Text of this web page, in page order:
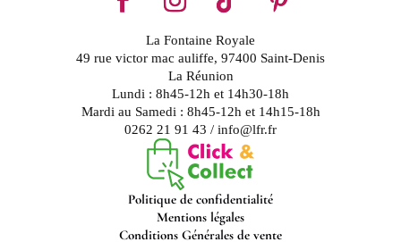
La Fontaine Royale
49 rue victor mac auliffe, 97400 Saint-Denis
La Réunion
Lundi : 8h45-12h et 14h30-18h
Mardi au Samedi : 8h45-12h et 14h15-18h
0262 21 91 43 / info@lfr.fr
Politique de confidentialité
Mentions légales
Conditions Générales de vente